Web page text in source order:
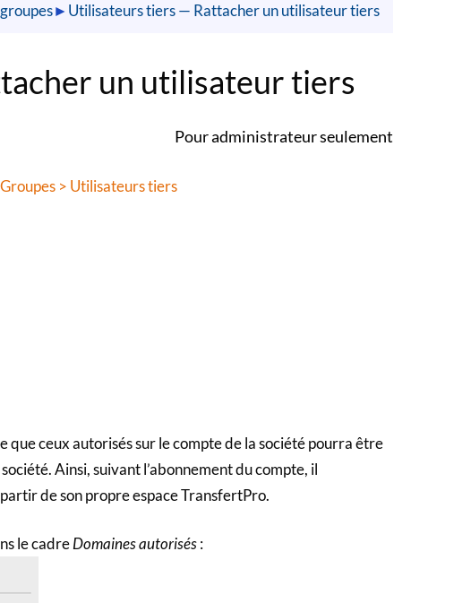
► Utilisateurs tiers — Rattacher un utilisateur tiers
un utilisateur tiers
Pour administrateur seulement
> Utilisateurs tiers
ceux autorisés sur le compte de la société pourra être
Ainsi, suivant l’abonnement du compte, il
de son propre espace TransfertPro.
le cadreDomaines autorisés: